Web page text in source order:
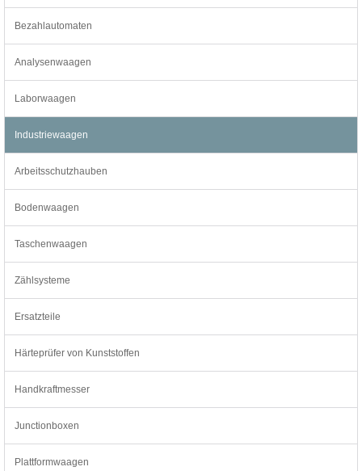
Bezahlautomaten
Analysenwaagen
Laborwaagen
Industriewaagen
Arbeitsschutzhauben
Bodenwaagen
Taschenwaagen
Zählsysteme
Ersatzteile
Härteprüfer von Kunststoffen
Handkraftmesser
Junctionboxen
Plattformwaagen